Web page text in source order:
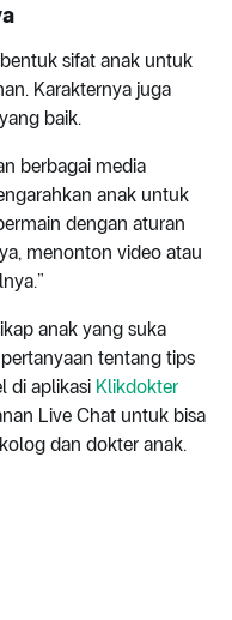
sifat anak untuk
Karakternya juga
baik.
berbagai media
anak untuk
dengan aturan
menonton video atau
anak yang suka
tentang tips
di aplikasi Klikdokter
Live Chat untuk bisa
dan dokter anak.